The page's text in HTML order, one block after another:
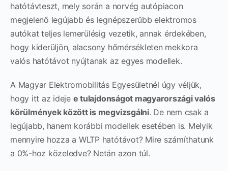
hatótávteszt, mely során a norvég autópiacon
megjelenő legújabb és legnépszerűbb elektromos
autókat teljes lemerülésig vezetik, annak érdekében,
hogy kiderüljön, alacsony hőmérsékleten mekkora
valós hatótávot nyújtanak az egyes modellek.
A Magyar Elektromobilitás Egyesületnél úgy véljük,
hogy itt az ideje e tulajdonságot magyarországi valós
körülmények között is megvizsgálni. De nem csak a
legújabb, hanem korábbi modellek esetében is. Melyik
mennyire hozza a WLTP hatótávot? Mire számíthatunk
a 0%-hoz közeledve? Netán azon túl.